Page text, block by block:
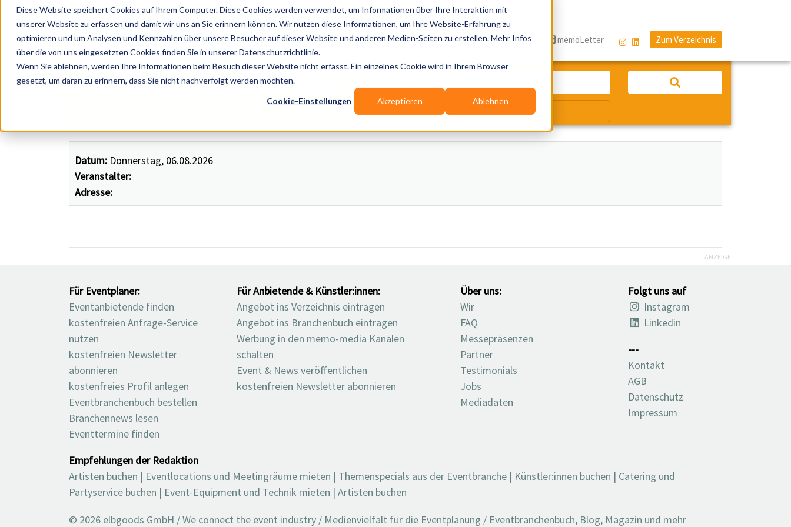
Diese Website speichert Cookies auf Ihrem Computer. Diese Cookies werden verwendet, um Informationen über Ihre Interaktion mit
unserer Website zu erfassen und damit wir uns an Sie erinnern können. Wir nutzen diese Informationen, um Ihre Website-Erfahrung zu
optimieren und um Analysen und Kennzahlen über unsere Besucher auf dieser Website und anderen Medien-Seiten zu erstellen. Mehr Infos
über die von uns eingesetzten Cookies finden Sie in unserer Datenschutzrichtlinie.
Wenn Sie ablehnen, werden Ihre Informationen beim Besuch dieser Website nicht erfasst. Ein einzelnes Cookie wird in Ihrem Browser
gesetzt, um daran zu erinnern, dass Sie nicht nachverfolgt werden möchten.
Cookie-Einstellungen Akzeptieren Ablehnen
Datum: Donnerstag, 06.08.2026
Veranstalter:
Adresse:
Publikationen Branchen-Infos Services Blog memoLetter Zum Verzeichnis
Künstler, Zelte, Bands, Catering, ...
Wir suchen für Dich
ANZEIGE
Für Eventplaner:
Eventanbietende finden
kostenfreien Anfrage-Service
nutzen
kostenfreien Newsletter
abonnieren
kostenfreies Profil anlegen
Eventbranchenbuch bestellen
Branchennews lesen
Eventtermine finden
Für Anbietende & Künstler:innen:
Angebot ins Verzeichnis eintragen
Angebot ins Branchenbuch eintragen
Werbung in den memo-media Kanälen
schalten
Event & News veröffentlichen
kostenfreien Newsletter abonnieren
Über uns:
Wir
FAQ
Messepräsenzen
Partner
Testimonials
Jobs
Mediadaten
Folgt uns auf
Instagram
Linkedin
---
Kontakt
AGB
Datenschutz
Impressum
Empfehlungen der Redaktion
Artisten buchen | Eventlocations und Meetingräume mieten | Themenspecials aus der Eventbranche | Künstler:innen buchen | Catering und
Partyservice buchen | Event-Equipment und Technik mieten | Artisten buchen
© 2026 elbgoods GmbH / We connect the event industry / Medienvielfalt für die Eventplanung / Eventbranchenbuch, Blog, Magazin und mehr